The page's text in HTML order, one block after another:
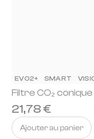
EVO2+ SMART
Filtre CO₂ conique
21,78 €
Ajouter au panier